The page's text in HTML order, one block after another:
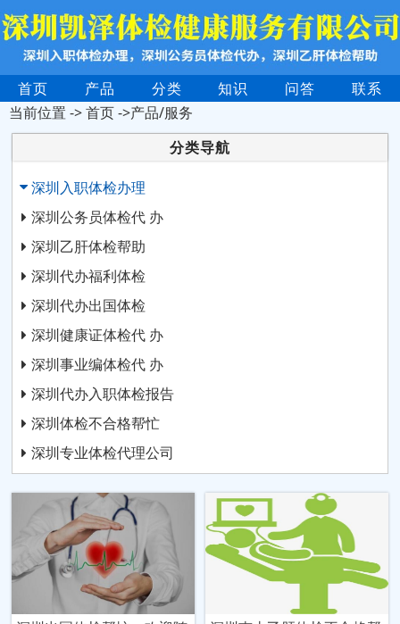
首页 产品 分类 知识 问答
联系
当前位置 ->首页->产品/服务
分类导航
深圳入职体检办理
深圳公务员体检代 办
深圳乙肝体检帮助
深圳代办福利体检
深圳代办出国体检
深圳健康证体检代 办
深圳事业编体检代 办
深圳代办入职体检报告
深圳体检不合格帮忙
深圳专业体检代理公司